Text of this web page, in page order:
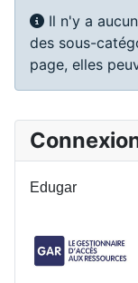
Info
Il n'y a
des sous-
page, elles
Edugar